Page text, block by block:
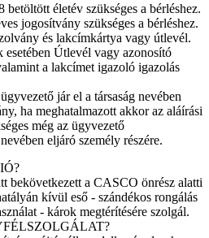
életév szükséges a bérléshez.
jogosítvány szükséges a bérléshez.
és lakcímkártya vagy útlevél.
Útlevél vagy azonosító
a lakcímet igazoló igazolás
jár el a társaság nevében
ha meghatalmazott akkor az aláírási
még az ügyvezető
eljáró személy részére.
bekövetkezett a CASCO önrész alatti
kívül eső - szándékos rongálás
- károk megtérítésére szolgál.